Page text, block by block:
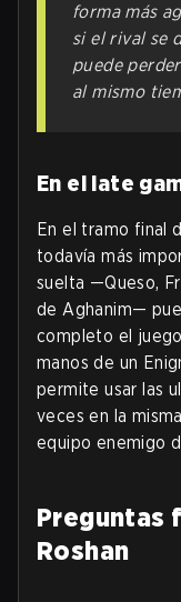
forma más
si el rival se
puede
al mismo
En el late
En el tramo final
todavía más
suelta —Queso,
de Aghanim—
completo el
manos de un
permite usar las
veces en la
equipo enemigo
Preguntas
Roshan